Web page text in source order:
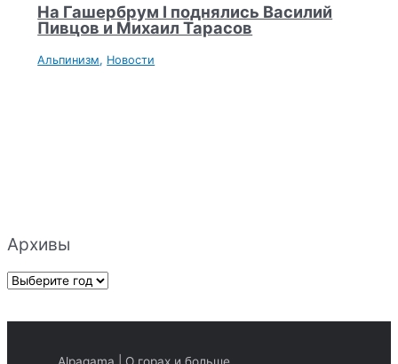
На Гашербрум I поднялись Василий
Пивцов и Михаил Тарасов
Альпинизм, Новости
Архивы
А
Alpagama | О горах и больше